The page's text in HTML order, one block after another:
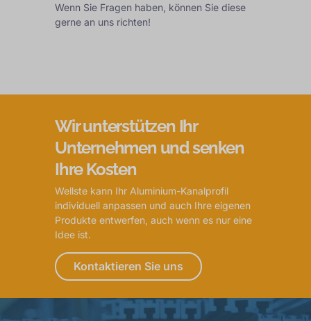
Wenn Sie Fragen haben, können Sie diese
gerne an uns richten!
Wir unterstützen Ihr
Unternehmen und senken
Ihre Kosten
Wellste kann Ihr Aluminium-Kanalprofil
individuell anpassen und auch Ihre eigenen
Produkte entwerfen, auch wenn es nur eine
Idee ist.
Kontaktieren Sie uns